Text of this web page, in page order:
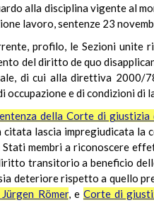
alla disciplina vigente al
lavoro, sentenze 23
profilo, le Sezioni unite
del diritto de quo
di cui alla direttiva
occupazione e di condizioni di
della Corte di giustizia
lascia impregiudicata la
membri a riconoscere
transitorio a beneficio
deteriore rispetto a quello
Römer, e Corte di